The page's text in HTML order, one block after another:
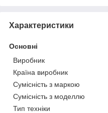
Характеристики
Основні
Виробник
Країна виробник
Сумісність з маркою
Сумісність з моделлю
Тип техніки